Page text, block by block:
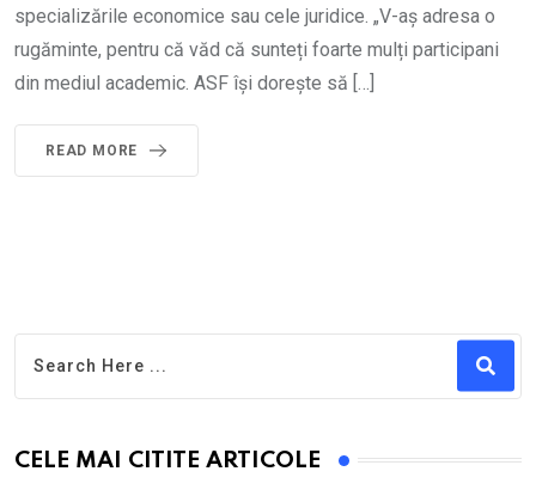
specializările economice sau cele juridice. „V-aș adresa o
rugăminte, pentru că văd că sunteți foarte mulți participani
din mediul academic. ASF își dorește să […]
READ MORE
CELE MAI CITITE ARTICOLE